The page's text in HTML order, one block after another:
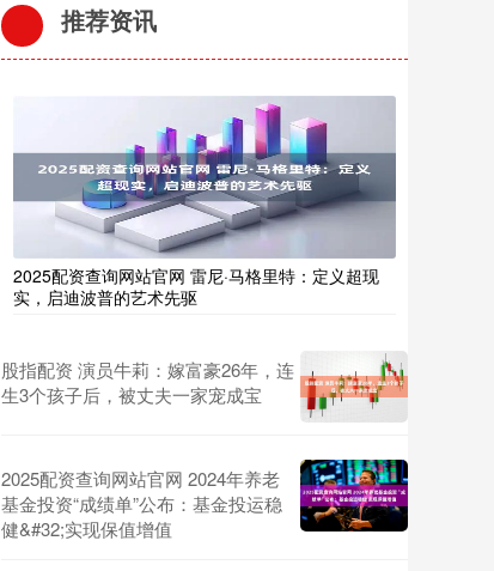
推荐资讯
2025配资查询网站官网 雷尼·马格里特：定义超现
实，启迪波普的艺术先驱
股指配资 演员牛莉：嫁富豪26年，连
生3个孩子后，被丈夫一家宠成宝
2025配资查询网站官网 2024年养老
基金投资“成绩单”公布：基金投运稳
健&#32;实现保值增值